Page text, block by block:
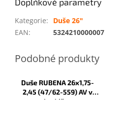
Kategorie:
Duše 26"
EAN: 5324210000007
Duše RUBENA 26x1,75-
2,45 (47/62-559) AV v
krabičce